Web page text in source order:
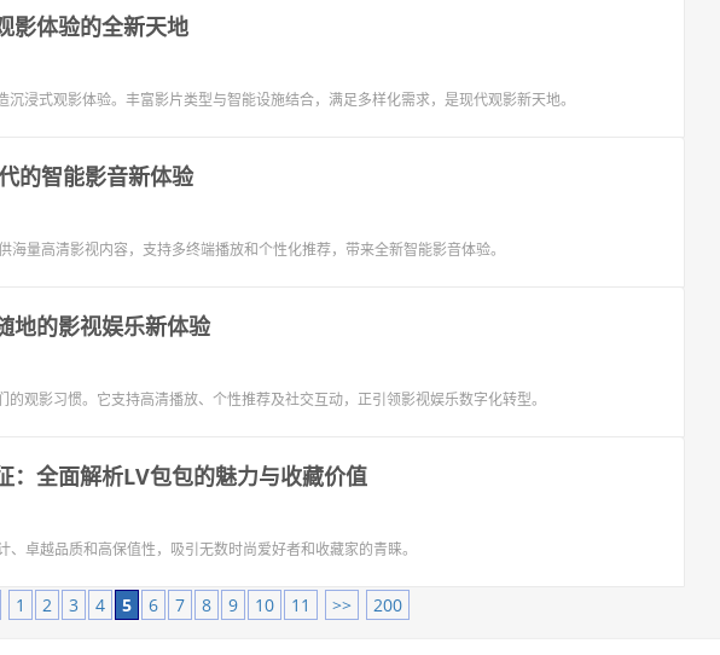
影体验的全新天地
浸式观影体验。丰富影片类型与智能设施结合，满足多样化需求，是现代观影新天地。
的智能影音新体验
量高清影视内容，支持多终端播放和个性化推荐，带来全新智能影音体验。
地的影视娱乐新体验
观影习惯。它支持高清播放、个性推荐及社交互动，正引领影视娱乐数字化转型。
：全面解析LV包包的魅力与收藏价值
卓越品质和高保值性，吸引无数时尚爱好者和收藏家的青睐。
1 2 3 4 5 6 7 8 9 10 11 >> 200